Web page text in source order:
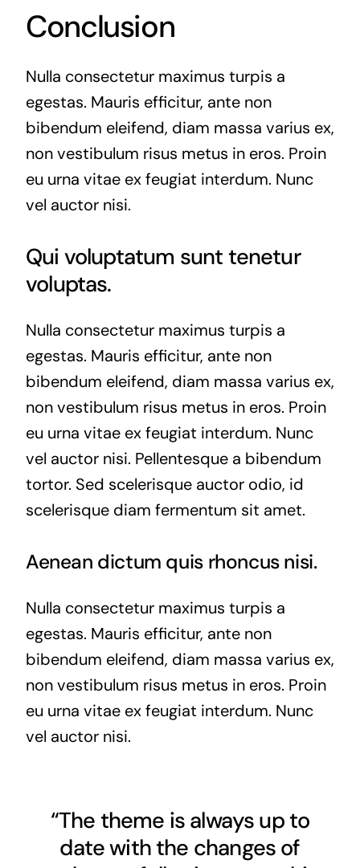
Conclusion
Nulla consectetur maximus turpis a
egestas. Mauris efficitur, ante non
bibendum eleifend, diam massa varius ex,
non vestibulum risus metus in eros. Proin
eu urna vitae ex feugiat interdum. Nunc
vel auctor nisi.
Qui voluptatum sunt tenetur
voluptas.
Nulla consectetur maximus turpis a
egestas. Mauris efficitur, ante non
bibendum eleifend, diam massa varius ex,
non vestibulum risus metus in eros. Proin
eu urna vitae ex feugiat interdum. Nunc
vel auctor nisi. Pellentesque a bibendum
tortor. Sed scelerisque auctor odio, id
scelerisque diam fermentum sit amet.
Aenean dictum quis rhoncus nisi.
Nulla consectetur maximus turpis a
egestas. Mauris efficitur, ante non
bibendum eleifend, diam massa varius ex,
non vestibulum risus metus in eros. Proin
eu urna vitae ex feugiat interdum. Nunc
vel auctor nisi.
“The theme is always up to
date with the changes of